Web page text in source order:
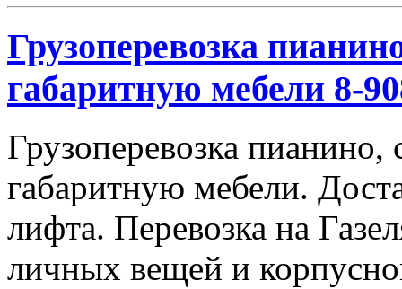
Грузоперевозка
габаритную мебели 8-
Грузоперевозка
габаритную мебели.
лифта. Перевозка на
личных вещей и